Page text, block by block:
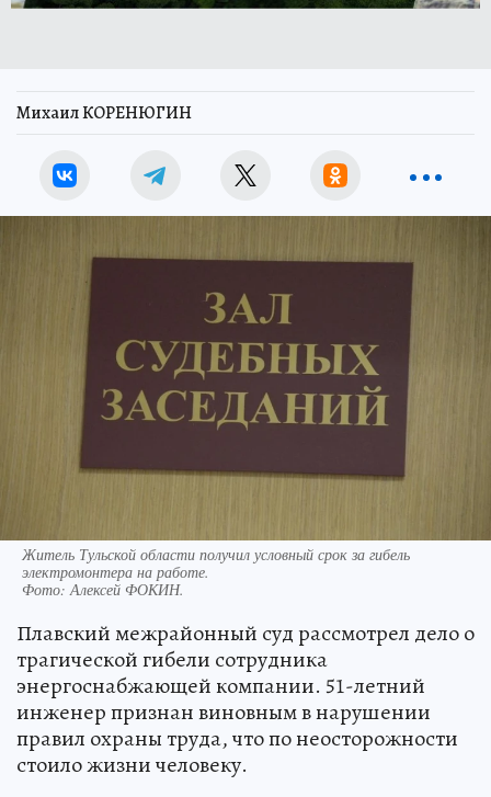
Михаил КОРЕНЮГИН
Житель Тульской области получил условный срок за гибель
электромонтера на работе.
Фото:Алексей ФОКИН.
Плавский межрайонный суд рассмотрел дело о
трагической гибели сотрудника
энергоснабжающей компании. 51-летний
инженер признан виновным в нарушении
правил охраны труда, что по неосторожности
стоило жизни человеку.